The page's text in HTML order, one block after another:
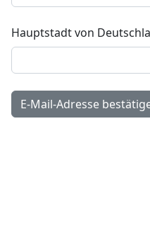
Hauptstadt von